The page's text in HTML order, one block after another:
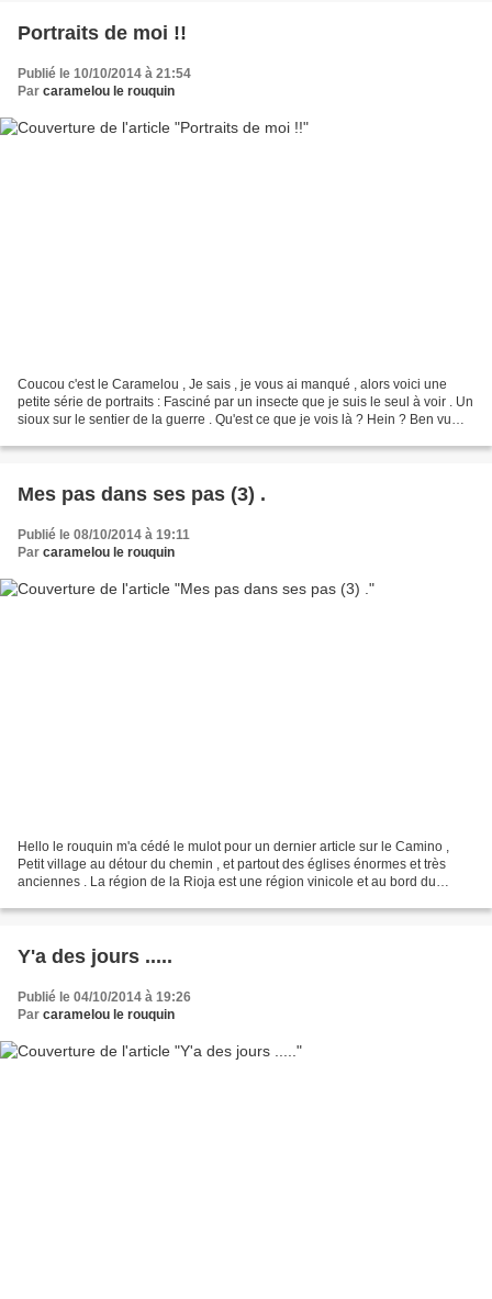
Portraits de moi !!
Publié le 10/10/2014 à 21:54
Par caramelou le rouquin
Coucou c'est le Caramelou , Je sais , je vous ai manqué , alors voici une
petite série de portraits : Fasciné par un insecte que je suis le seul à voir . Un
sioux sur le sentier de la guerre . Qu'est ce que je vois là ? Hein ? Ben vu
Mes pas dans ses pas (3) .
Publié le 08/10/2014 à 19:11
Par caramelou le rouquin
Hello le rouquin m'a cédé le mulot pour un dernier article sur le Camino ,
Petit village au détour du chemin , et partout des églises énormes et très
anciennes . La région de la Rioja est une région vinicole et au bord du
Y'a des jours .....
Publié le 04/10/2014 à 19:26
Par caramelou le rouquin